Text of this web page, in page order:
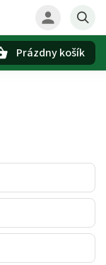
Prázdny košík